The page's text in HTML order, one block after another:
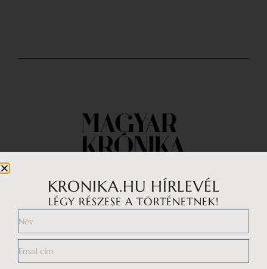
Impresszum
Általános Szerződési Feltételek
KRONIKA.HU HÍRLEVÉL
LÉGY RÉSZESE A TÖRTÉNETNEK!